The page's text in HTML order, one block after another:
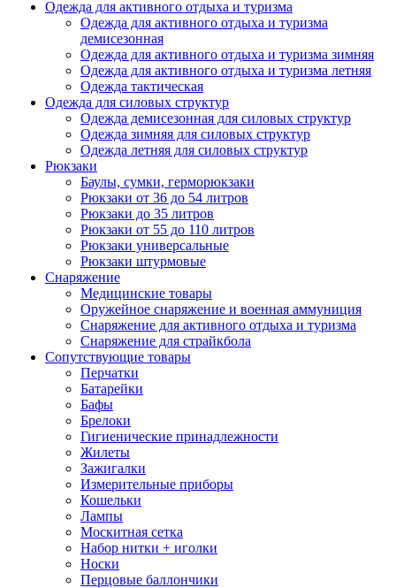
Одежда для активного отдыха и туризма
Одежда для активного отдыха и туризма
демисезонная
Одежда для активного отдыха и туризма зимняя
Одежда для активного отдыха и туризма летняя
Одежда тактическая
Одежда для силовых структур
Одежда демисезонная для силовых структур
Одежда зимняя для силовых структур
Одежда летняя для силовых структур
Рюкзаки
Баулы, сумки, герморюкзаки
Рюкзаки от 36 до 54 литров
Рюкзаки до 35 литров
Рюкзаки от 55 до 110 литров
Рюкзаки универсальные
Рюкзаки штурмовые
Снаряжение
Медицинские товары
Оружейное снаряжение и военная аммуниция
Снаряжение для активного отдыха и туризма
Снаряжение для страйкбола
Сопутствующие товары
Перчатки
Батарейки
Бафы
Брелоки
Гигиенические принадлежности
Жилеты
Зажигалки
Измерительные приборы
Кошельки
Лампы
Москитная сетка
Набор нитки + иголки
Носки
Перцовые баллончики